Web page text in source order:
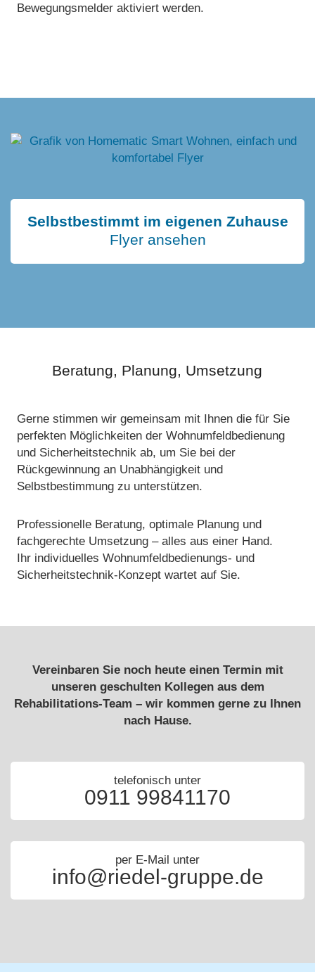
Bewegungsmelder aktiviert werden.
Selbstbestimmt im eigenen Zuhause
Flyer ansehen
Beratung, Planung, Umsetzung
Gerne stimmen wir gemeinsam mit Ihnen die für Sie
perfekten Möglichkeiten der Wohnumfeldbedienung
und Sicherheitstechnik ab, um Sie bei der
Rückgewinnung an Unabhängigkeit und
Selbstbestimmung zu unterstützen.
Professionelle Beratung, optimale Planung und
fachgerechte Umsetzung – alles aus einer Hand.
Ihr individuelles Wohnumfeldbedienungs- und
Sicherheitstechnik-Konzept wartet auf Sie.
Vereinbaren Sie noch heute einen Termin mit
unseren geschulten Kollegen aus dem
Rehabilitations-Team – wir kommen gerne zu Ihnen
nach Hause.
telefonisch unter
0911 99841170
per E-Mail unter
info@riedel-gruppe.de